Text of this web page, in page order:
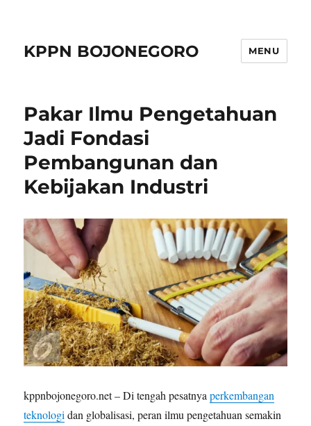
KPPN BOJONEGORO MENU
Pakar Ilmu Pengetahuan
Jadi Fondasi
Pembangunan dan
Kebijakan Industri
kppnbojonegoro.net – Di tengah pesatnyaperkembangan
teknologidan globalisasi, peran ilmu pengetahuan semakin